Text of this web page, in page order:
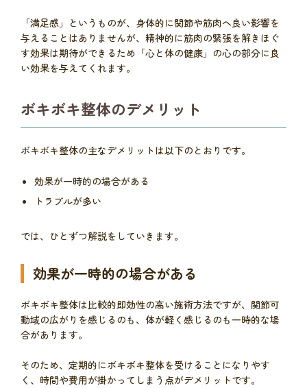
「満足感」というものが、身体的に関節や筋肉へ良い影響を
与えることはありませんが、精神的に筋肉の緊張を解きほぐ
す効果は期待ができるため「心と体の健康」の心の部分に良
い効果を与えてくれます。
ボキボキ整体のデメリット
ボキボキ整体の主なデメリットは以下のとおりです。
効果が一時的の場合がある
トラブルが多い
では、ひとずつ解説をしていきます。
効果が一時的の場合がある
ボキボキ整体は比較的即効性の高い施術方法ですが、関節可
動域の広がりを感じるのも、体が軽く感じるのも一時的な場
合があります。
そのため、定期的にボキボキ整体を受けることになりやす
く、時間や費用が掛かってしまう点がデメリットです。